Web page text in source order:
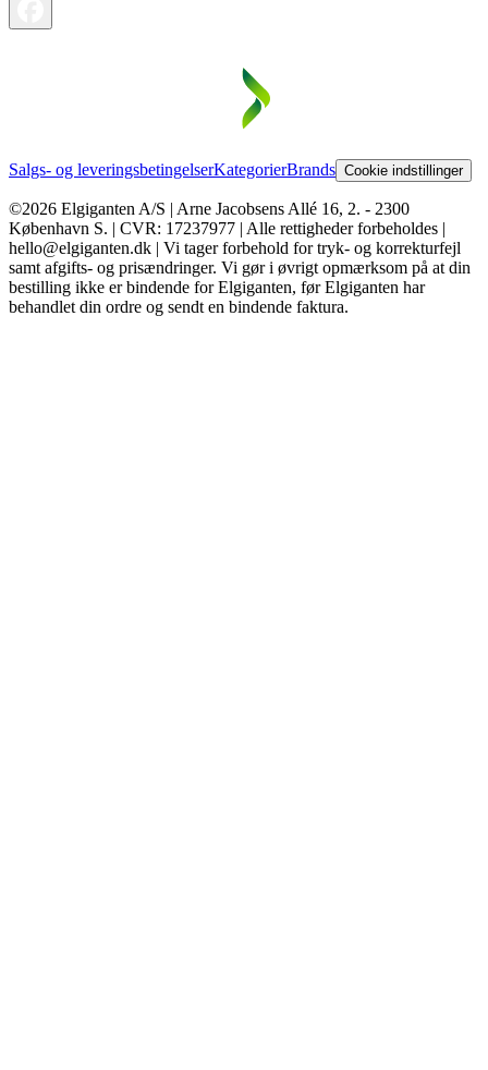
Salgs- og leveringsbetingelserKategorierBrands Cookie indstillinger
©2026 Elgiganten A/S | Arne Jacobsens Allé 16, 2. - 2300
København S. | CVR: 17237977 | Alle rettigheder forbeholdes |
hello@elgiganten.dk | Vi tager forbehold for tryk- og korrekturfejl
samt afgifts- og prisændringer. Vi gør i øvrigt opmærksom på at din
bestilling ikke er bindende for Elgiganten, før Elgiganten har
behandlet din ordre og sendt en bindende faktura.